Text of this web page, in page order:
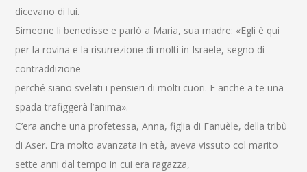
dicevano di lui.
Simeone li benedisse e parlò a Maria, sua madre: «Egli è qui
per la rovina e la risurrezione di molti in Israele, segno di
contraddizione
perché siano svelati i pensieri di molti cuori. E anche a te una
spada trafiggerà l’anima».
C’era anche una profetessa, Anna, figlia di Fanuèle, della tribù
di Aser. Era molto avanzata in età, aveva vissuto col marito
sette anni dal tempo in cui era ragazza,